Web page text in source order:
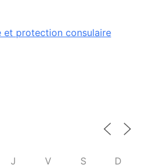
et protection consulaire
J V S D